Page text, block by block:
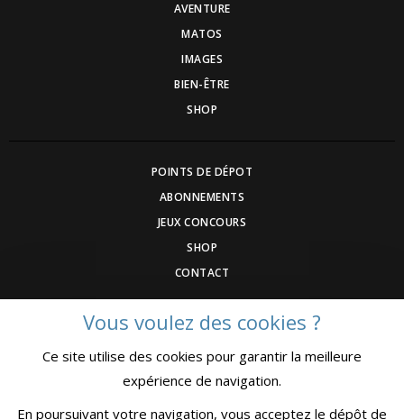
AVENTURE
MATOS
IMAGES
BIEN-ÊTRE
SHOP
POINTS DE DÉPOT
ABONNEMENTS
JEUX CONCOURS
SHOP
CONTACT
DEVENEZ ANNONCEUR
COMMUNIQUEZ UN ÉVENEMNT
CGV
MENTIONS LÉGALES
Vous voulez des cookies ?
Ce site utilise des cookies pour garantir la meilleure
expérience de navigation.
En poursuivant votre navigation, vous acceptez le dépôt de